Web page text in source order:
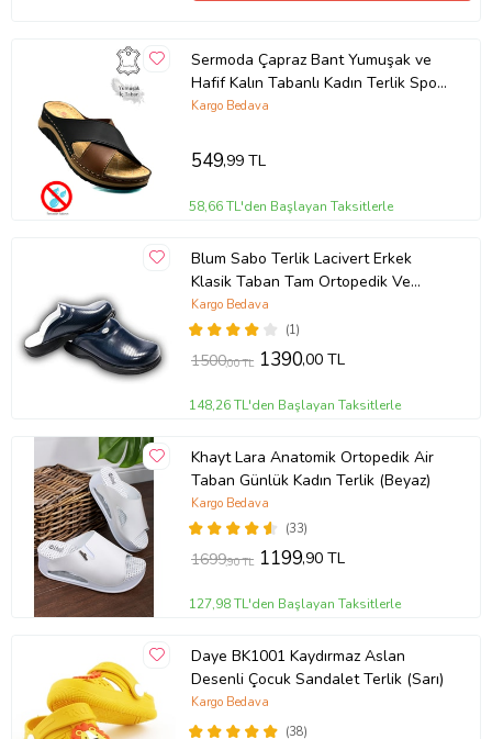
Sermoda Çapraz Bant Yumuşak ve
Hafif Kalın Tabanlı Kadın Terlik Spor
Terlik 521/2 (Siyah-Taba)
Kargo Bedava
549,99 TL
58,66 TL'den Başlayan Taksitlerle
Blum Sabo Terlik Lacivert Erkek
Klasik Taban Tam Ortopedik Ve
Anatomik Yapılı
Hastene,doktor,hemşire,aşçı Sabo
Terlik
(1)
Kargo Bedava
1500,00 TL 1390,00 TL
148,26 TL'den Başlayan Taksitlerle
Khayt Lara Anatomik Ortopedik Air
Taban Günlük Kadın Terlik (Beyaz)
(33)
Kargo Bedava
1699,90 TL 1199,90 TL
127,98 TL'den Başlayan Taksitlerle
Daye BK1001 Kaydırmaz Aslan
Desenli Çocuk Sandalet Terlik (Sarı)
(38)
Kargo Bedava